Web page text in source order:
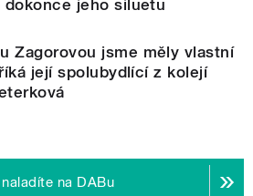
dokonce jeho siluetu
Zagorovou jsme měly vlastní
její spolubydlící z kolejí
na DABu